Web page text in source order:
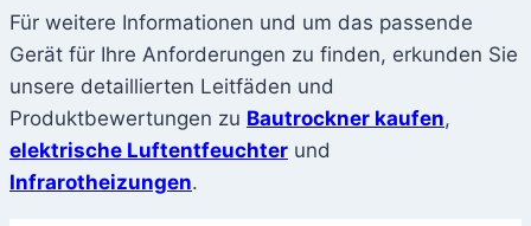
Für weitere Informationen und um das passende
Gerät für Ihre Anforderungen zu finden, erkunden Sie
unsere detaillierten Leitfäden und
Produktbewertungen zu Bautrockner kaufen,
elektrische Luftentfeuchter und
Infrarotheizungen.